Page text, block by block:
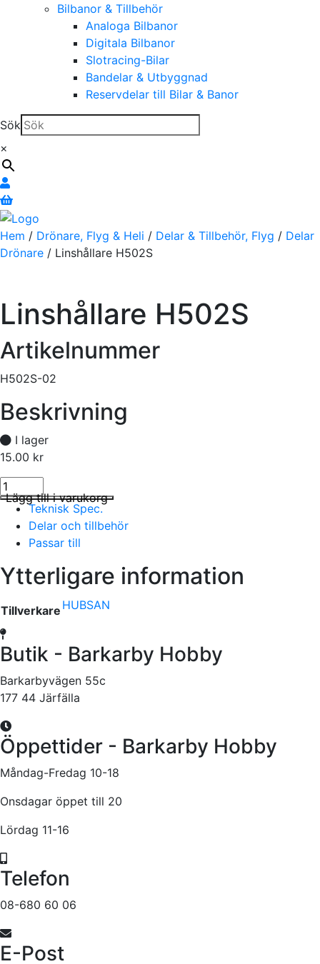
Bilbanor & Tillbehör
Analoga Bilbanor
Digitala Bilbanor
Slotracing-Bilar
Bandelar & Utbyggnad
Reservdelar till Bilar & Banor
Sök
×
Hem / Drönare, Flyg & Heli / Delar & Tillbehör, Flyg / Delar
Drönare / Linshållare H502S
Linshållare H502S
Artikelnummer
H502S-02
Beskrivning
I lager
15.00 kr
I lager
Linshållare H502S mängd
Lägg till i varukorg
Teknisk Spec.
Delar och tillbehör
Passar till
Ytterligare information
Tillverkare HUBSAN
Butik - Barkarby Hobby
Barkarbyvägen 55c
177 44 Järfälla
Öppettider - Barkarby Hobby
Måndag-Fredag 10-18
Onsdagar öppet till 20
Lördag 11-16
Telefon
08-680 60 06
E-Post